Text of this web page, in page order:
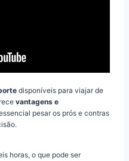
disponíveis para viajar de
vantagens e
pesar os prós e contras
horas, o que pode ser